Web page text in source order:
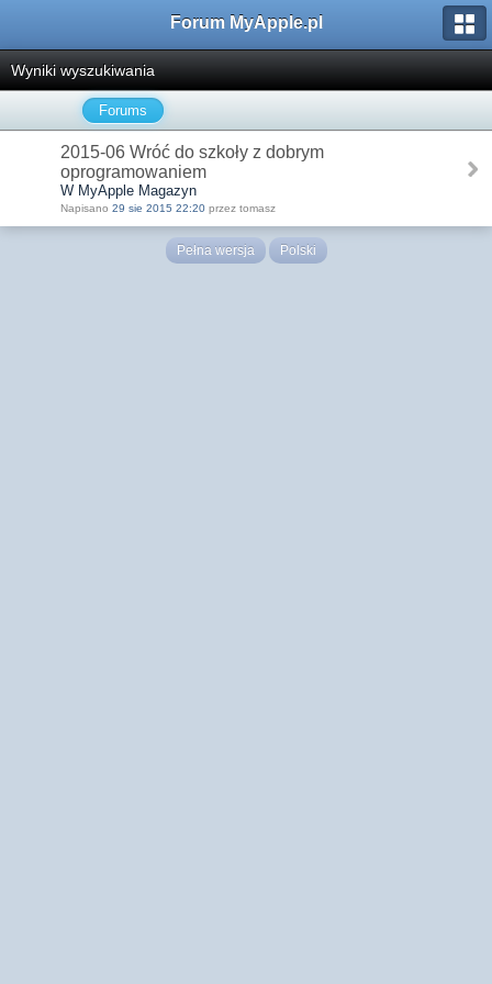
Forum MyApple.pl
Wyniki wyszukiwania
Forums
2015-06 Wróć do szkoły z dobrym
oprogramowaniem
W MyApple Magazyn
Napisano 29 sie 2015 22:20 przez tomasz
Pełna wersja Polski